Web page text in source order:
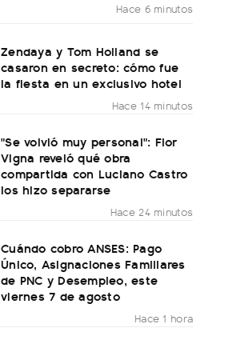
Hace 6 minutos
Zendaya y Tom Holland se
casaron en secreto: cómo fue
la fiesta en un exclusivo hotel
Hace 14 minutos
"Se volvió muy personal": Flor
Vigna reveló qué obra
compartida con Luciano Castro
los hizo separarse
Hace 24 minutos
Cuándo cobro ANSES: Pago
Único, Asignaciones Familiares
de PNC y Desempleo, este
viernes 7 de agosto
Hace 1 hora